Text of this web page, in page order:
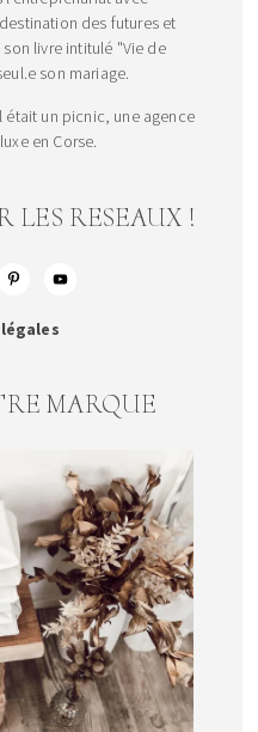
des futures et
livre intitulé "Vie de
son mariage.
était un picnic, une agence
en Corse.
LES RESEAUX !
MARQUE